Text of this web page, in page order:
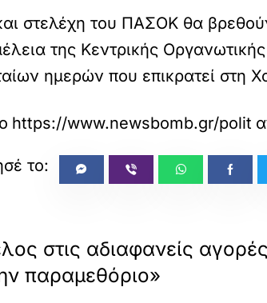
στελέχη του ΠΑΣΟΚ θα
της Κεντρικής
ημερών που επικρατεί στη
https://www.newsbomb.gr/
στις αδιαφανείς αγορές
παραμεθόριο»